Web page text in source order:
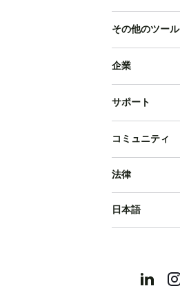
その他のツール
企業
サポート
コミュニティ
法律
日本語